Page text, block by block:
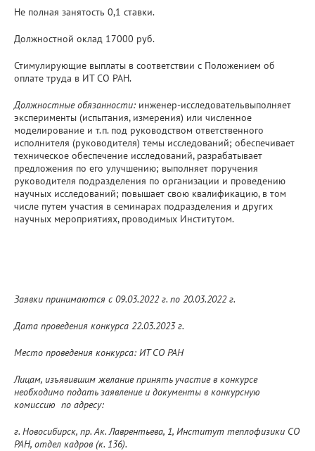
Не полная занятость 0,1 ставки.
Должностной оклад 17000 руб.
Стимулирующие выплаты в соответствии с Положением об
оплате труда в ИТ СО РАН.
Должностные обязанности: инженер-исследовательвыполняет
эксперименты (испытания, измерения) или численное
моделирование и т.п. под руководством ответственного
исполнителя (руководителя) темы исследований; обеспечивает
техническое обеспечение исследований, разрабатывает
предложения по его улучшению; выполняет поручения
руководителя подразделения по организации и проведению
научных исследований; повышает свою квалификацию, в том
числе путем участия в семинарах подразделения и других
научных мероприятиях, проводимых Институтом.
Заявки принимаются с 09.03.2022 г. по 20.03.2022 г.
Дата проведения конкурса 22.03.2023 г.
Место проведения конкурса: ИТ СО РАН
Лицам, изъявившим желание принять участие в конкурсе
необходимо подать заявление и документы в конкурсную
комиссию по адресу:
г. Новосибирск, пр. Ак. Лаврентьева, 1, Институт теплофизики СО
РАН, отдел кадров (к. 136).